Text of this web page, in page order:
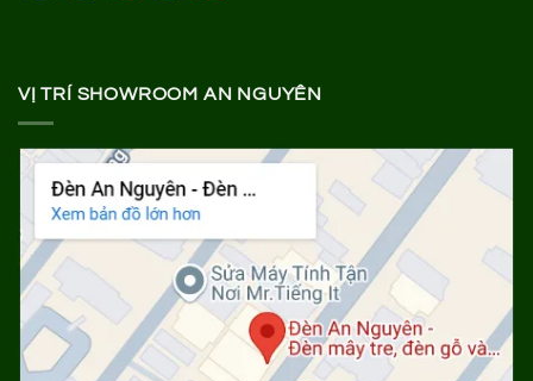
VỊ TRÍ SHOWROOM AN NGUYÊN